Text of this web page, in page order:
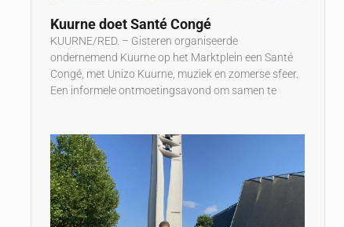
Kuurne doet Santé Congé
KUURNE/RED. – Gisteren organiseerde
ondernemend Kuurne op het Marktplein een Santé
Congé, met Unizo Kuurne, muziek en zomerse sfeer.
Een informele ontmoetingsavond om samen te